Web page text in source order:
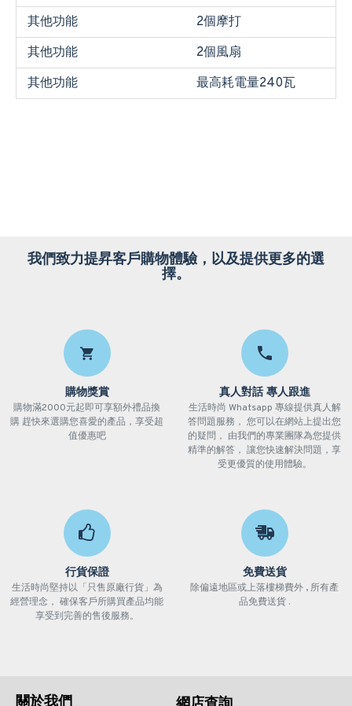
其他功能
2個摩打
其他功能
2個風扇
其他功能
最高耗電量240瓦
我們致力提昇客戶購物體驗，以及提供更多的選
擇。
購物獎賞
購物滿2000元起即可享額外禮品換
購 趕快來選購您喜愛的產品，享受超
值優惠吧
真人對話 專人跟進
生活時尚 Whatsapp 專線提供真人解
答問題服務， 您可以在網站上提出您
的疑問， 由我們的專業團隊為您提供
精準的解答， 讓您快速解決問題，享
受更優質的使用體驗。
行貨保證
生活時尚堅持以「只售原廠行貨」為
經營理念， 確保客戶所購買產品均能
享受到完善的售後服務。
免費送貨
除偏遠地區或上落樓梯費外 , 所有產
品免費送貨 .
關於我們